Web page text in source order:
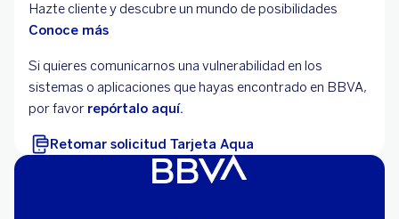
Hazte cliente y descubre un mundo de posibilidades
Conoce más
Si quieres comunicarnos una vulnerabilidad en los
sistemas o aplicaciones que hayas encontrado en BBVA,
por favor repórtalo aquí.
Retomar solicitud Tarjeta Aqua